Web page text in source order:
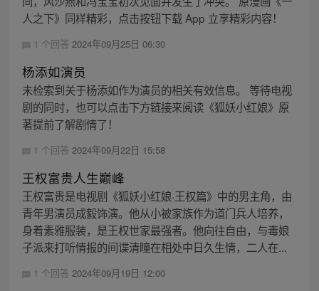
人之下》同样精彩，点击按钮下载 App 立享精彩内容！
1 个回答 2024年09月25日 06:30
杨添如演员
未检索到关于杨添如作为演员的相关有效信息。 等待电视
剧的同时，也可以点击下方链接来阅读《狐妖小红娘》原
著提前了解剧情了！
1 个回答 2024年09月22日 15:58
王权富贵人生巅峰
王权富贵是电视剧《狐妖小红娘·王权篇》中的男主角，由
青年男演员成毅饰演。他从小被家族作为道门兵人培养，
身着素雅服装，是王权世家最强者。他向往自由，与毒娘
子派来打听情报的间谍清瞳在相处中日久生情，二人在...
1 个回答 2024年09月19日 12:00